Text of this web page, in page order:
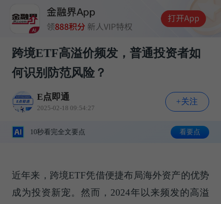
跨境ETF高溢价频发，普通投资者如
何识别防范风险？
E点即通
2025-02-18 09:54:27
+关注
10秒看完全文要点 看要点
近年来，跨境ETF凭借便捷布局海外资产的优势
成为投资新宠。然而，2024年以来频发的高溢